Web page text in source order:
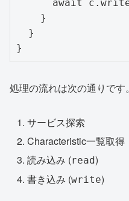
処理の流れは次の通りです。
サービス探索
Characteristic一覧取得
読み込み (read)
書き込み (write)